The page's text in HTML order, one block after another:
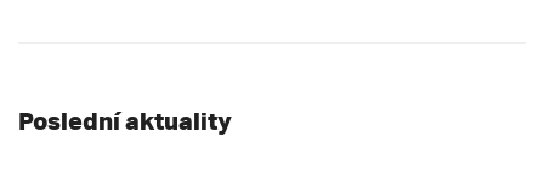
Poslední aktuality